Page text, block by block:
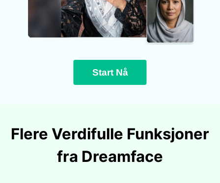
Start Nå
Flere Verdifulle Funksjoner
fra Dreamface